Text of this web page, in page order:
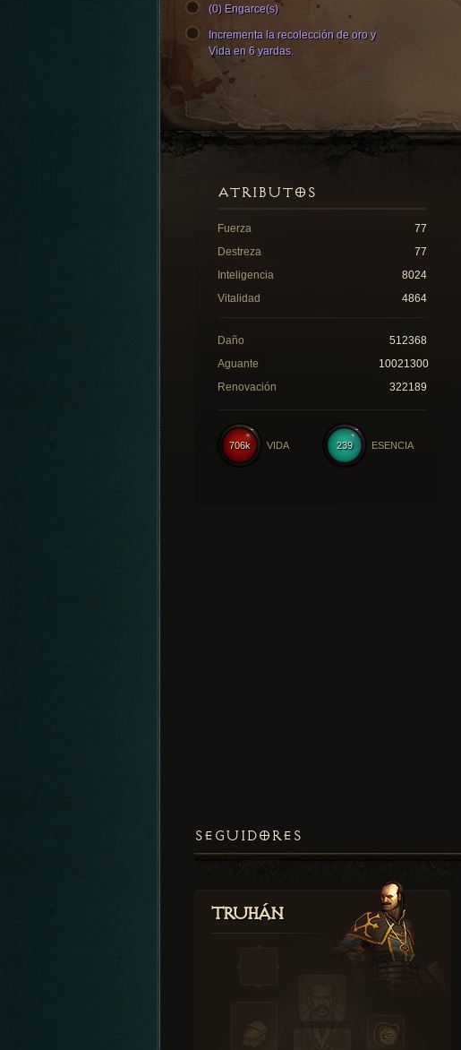
(0) Engarce(s)
Incrementa la recolección de oro y
Vida en 6 yardas.
ATRIBUTOS
Fuerza
77
Destreza
77
Inteligencia
8024
Vitalidad
4864
Daño
512368
Aguante
10021300
Renovación
322189
239 ESENCIA
706k VIDA
SEGUIDORES
Truhán